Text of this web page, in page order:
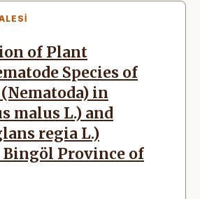
of Plant
Species of
in
malus L.) and
regia L.)
Bingöl Province of